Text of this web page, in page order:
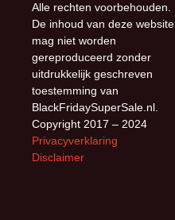
Alle rechten voorbehouden.
De inhoud van deze website
mag niet worden
gereproduceerd zonder
uitdrukkelijk geschreven
toestemming van
BlackFridaySuperSale.nl.
Copyright 2017 – 2024
Privacyverklaring
Disclaimer